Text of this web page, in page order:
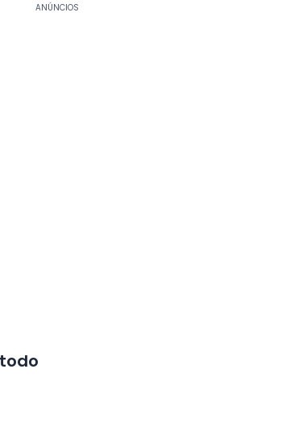
ANÚNCIOS